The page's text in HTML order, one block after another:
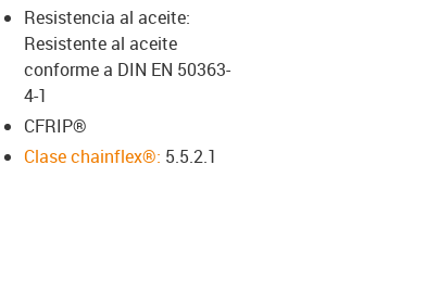
Resistencia al aceite:
Resistente al aceite
conforme a DIN EN 50363-
4-1
CFRIP®
Clase chainflex®: 5.5.2.1